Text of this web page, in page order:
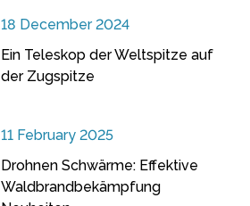
18 December 2024
Ein Teleskop der Weltspitze auf
der Zugspitze
11 February 2025
Drohnen Schwärme: Effektive
Waldbrandbekämpfung